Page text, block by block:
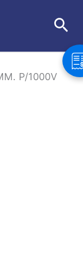
P/1000V